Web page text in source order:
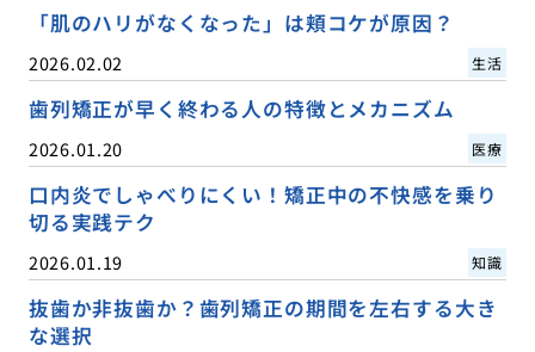
「肌のハリがなくなった」は頬コケが原因？
2026.02.02 生活
歯列矯正が早く終わる人の特徴とメカニズム
2026.01.20 医療
口内炎でしゃべりにくい！矯正中の不快感を乗り
切る実践テク
2026.01.19 知識
抜歯か非抜歯か？歯列矯正の期間を左右する大き
な選択